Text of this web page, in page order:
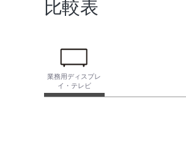
比較表
業務用ディスプレ
イ・テレビ